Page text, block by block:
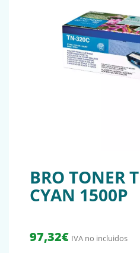
BRO TONER
CYAN 1500P
97,32€ IVA no incluidos